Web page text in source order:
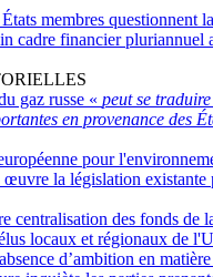
membres questionnent
cadre financier pluriannuel
gaz russe « peut se
en provenance des
pour
œuvre la législation existante
centralisation des fonds de
locaux et régionaux de
d’ambition en